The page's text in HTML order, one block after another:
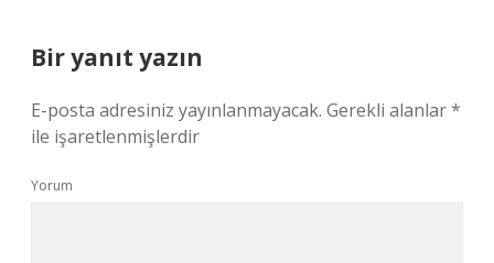
Bir yanıt yazın
E-posta adresiniz yayınlanmayacak. Gerekli alanlar*
ile işaretlenmişlerdir
Yorum